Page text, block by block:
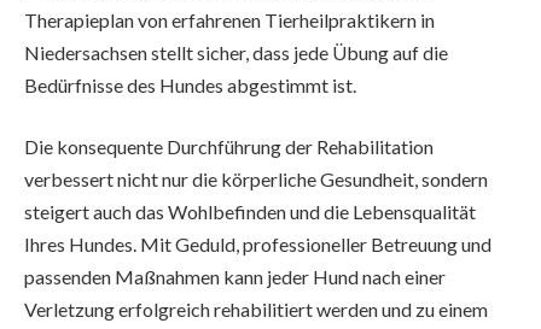
Therapieplan von erfahrenen Tierheilpraktikern in
Niedersachsen stellt sicher, dass jede Übung auf die
Bedürfnisse des Hundes abgestimmt ist.
Die konsequente Durchführung der Rehabilitation
verbessert nicht nur die körperliche Gesundheit, sondern
steigert auch das Wohlbefinden und die Lebensqualität
Ihres Hundes. Mit Geduld, professioneller Betreuung und
passenden Maßnahmen kann jeder Hund nach einer
Verletzung erfolgreich rehabilitiert werden und zu einem